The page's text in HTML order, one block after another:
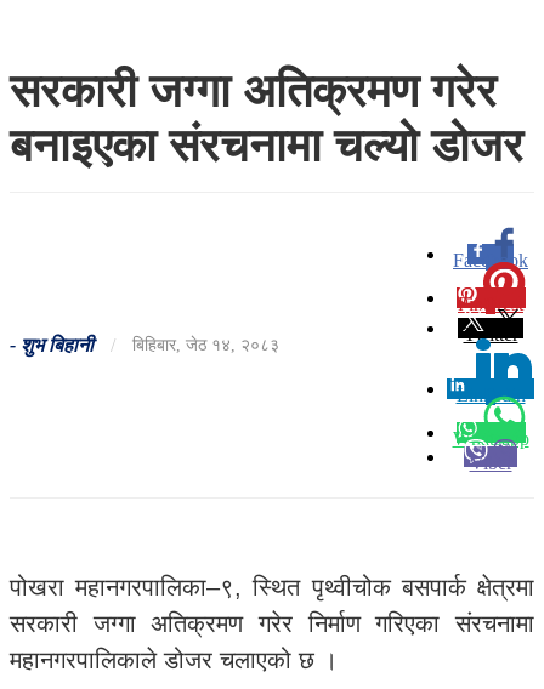
सरकारी जग्गा अतिक्रमण गरेर
बनाइएका संरचनामा चल्यो डोजर
- शुभ बिहानी / बिहिबार, जेठ १४, २०८३
Facebook
0
Pinterest
Twitter
Linkedin
0
Whatsapp
Viber
पोखरा महानगरपालिका–९, स्थित पृथ्वीचोक बसपार्क क्षेत्रमा
सरकारी जग्गा अतिक्रमण गरेर निर्माण गरिएका संरचनामा
महानगरपालिकाले डोजर चलाएको छ ।